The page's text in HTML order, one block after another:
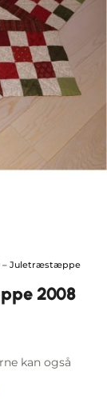
– Juletræstæppe
2008
kan også